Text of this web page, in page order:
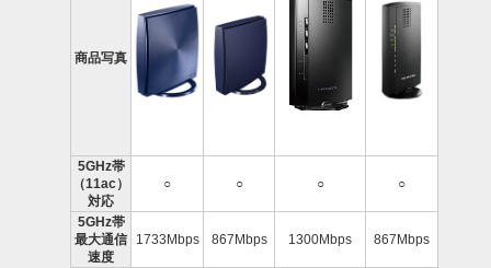
商品写真
5GHz帯
（11ac）
対応
○ ○ ○ ○
5GHz帯
最大通信
速度
1733Mbps 867Mbps 1300Mbps 867Mbps